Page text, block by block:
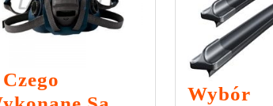
Wybór